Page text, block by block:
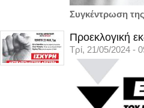
Συγκέντρωση
Προεκλογική
Τρί, 21/05/2024 -